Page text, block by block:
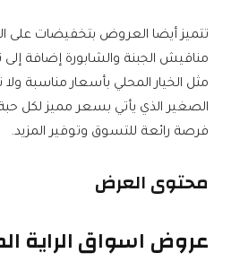
تتميز أيضا العروض بتخفيضات على
مناقيش الجبنة والشابورة إضافة
مثل الخيار المحلي بأسعار مناسبة
الصغير الذي يأتي بسعر مميز لكل
فرصة رائعة للتسوق وتوفير المزيد.
محتوى العرض
عروض اسواق الراية